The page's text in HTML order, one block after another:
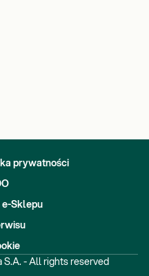
prywatności
e-Sklepu
S.A. - All rights reserved